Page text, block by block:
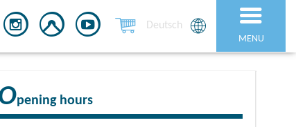
MENU
Deutsch
pening hours